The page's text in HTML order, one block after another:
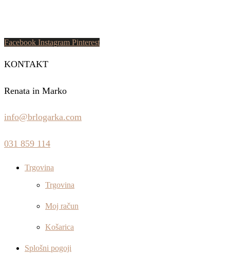
Facebook Instagram Pinterest
KONTAKT
Renata in Marko
info@brlogarka.com
031 859 114
Trgovina
Trgovina
Moj račun
Košarica
Splošni pogoji